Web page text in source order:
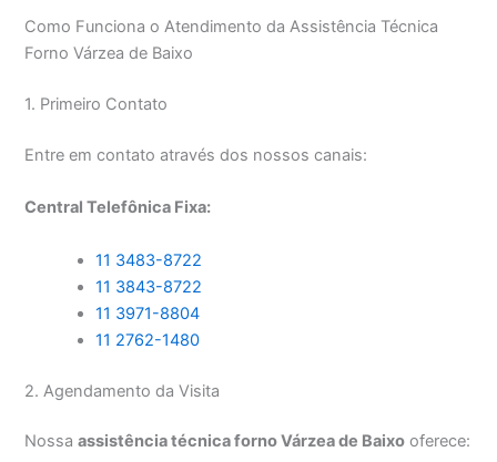
Como Funciona o Atendimento da Assistência Técnica
Forno Várzea de Baixo
1. Primeiro Contato
Entre em contato através dos nossos canais:
Central Telefônica Fixa:
11 3483-8722
11 3843-8722
11 3971-8804
11 2762-1480
2. Agendamento da Visita
Nossaassistência técnica forno Várzea de Baixo oferece: